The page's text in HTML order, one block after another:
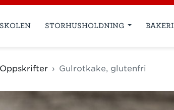
STORHUSHOLDNING BAKERI
Oppskrifter Gulrotkake, glutenfri